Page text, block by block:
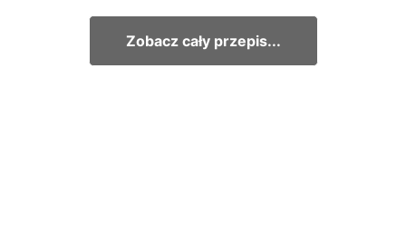
Zobacz cały przepis...